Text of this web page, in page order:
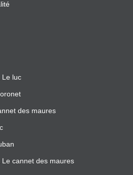
Le luc
des maures
cannet des maures